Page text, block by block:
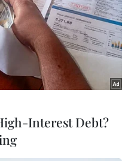
Interest Debt?